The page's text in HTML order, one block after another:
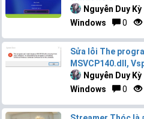
Nguyễn Duy Kỳ
Windows
0
Sửa lỗi The
MSVCP140.dll,
Nguyễn Duy Kỳ
Windows
0